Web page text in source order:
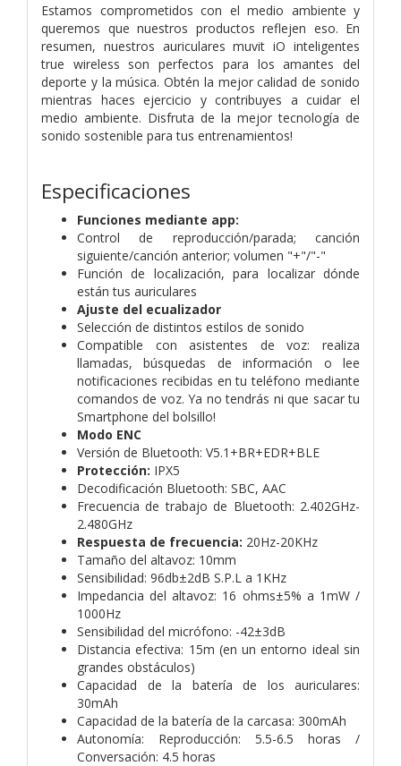
Estamos comprometidos con el medio ambiente y
queremos que nuestros productos reflejen eso. En
resumen, nuestros auriculares muvit iO inteligentes
true wireless son perfectos para los amantes del
deporte y la música. Obtén la mejor calidad de sonido
mientras haces ejercicio y contribuyes a cuidar el
medio ambiente. Disfruta de la mejor tecnología de
sonido sostenible para tus entrenamientos!
Especificaciones
Funciones mediante app:
Control de reproducción/parada; canción
siguiente/canción anterior; volumen "+"/"-"
Función de localización, para localizar dónde
están tus auriculares
Ajuste del ecualizador
Selección de distintos estilos de sonido
Compatible con asistentes de voz: realiza
llamadas, búsquedas de información o lee
notificaciones recibidas en tu teléfono mediante
comandos de voz. Ya no tendrás ni que sacar tu
Smartphone del bolsillo!
Modo ENC
Versión de Bluetooth: V5.1+BR+EDR+BLE
Protección: IPX5
Decodificación Bluetooth: SBC, AAC
Frecuencia de trabajo de Bluetooth: 2.402GHz-
2.480GHz
Respuesta de frecuencia: 20Hz-20KHz
Tamaño del altavoz: 10mm
Sensibilidad: 96db±2dB S.P.L a 1KHz
Impedancia del altavoz: 16 ohms±5% a 1mW /
1000Hz
Sensibilidad del micrófono: -42±3dB
Distancia efectiva: 15m (en un entorno ideal sin
grandes obstáculos)
Capacidad de la batería de los auriculares:
30mAh
Capacidad de la batería de la carcasa: 300mAh
Autonomía: Reproducción: 5.5-6.5 horas /
Conversación: 4.5 horas